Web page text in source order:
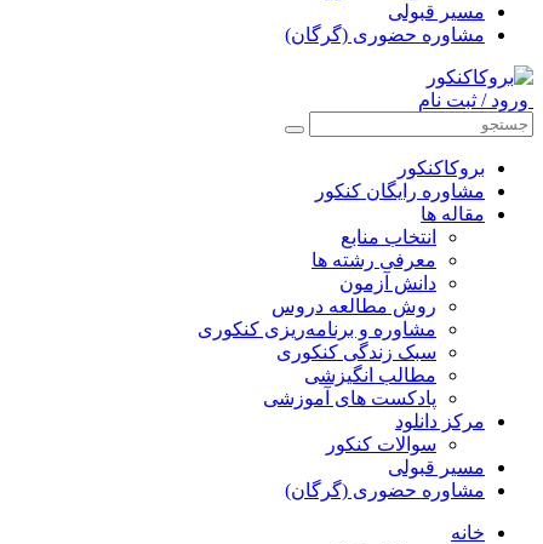
مسیر قبولی
مشاوره حضوری (گرگان)
ورود / ثبت نام
بروکاکنکور
مشاوره رایگان کنکور
مقاله ها
انتخاب منابع
معرفی رشته ها
دانش آزمون
روش مطالعه دروس
مشاوره و برنامه‌ریزی کنکوری
سبک زندگی کنکوری
مطالب انگیزشی
پادکست های آموزشی
مرکز دانلود
سوالات کنکور
مسیر قبولی
مشاوره حضوری (گرگان)
خانه